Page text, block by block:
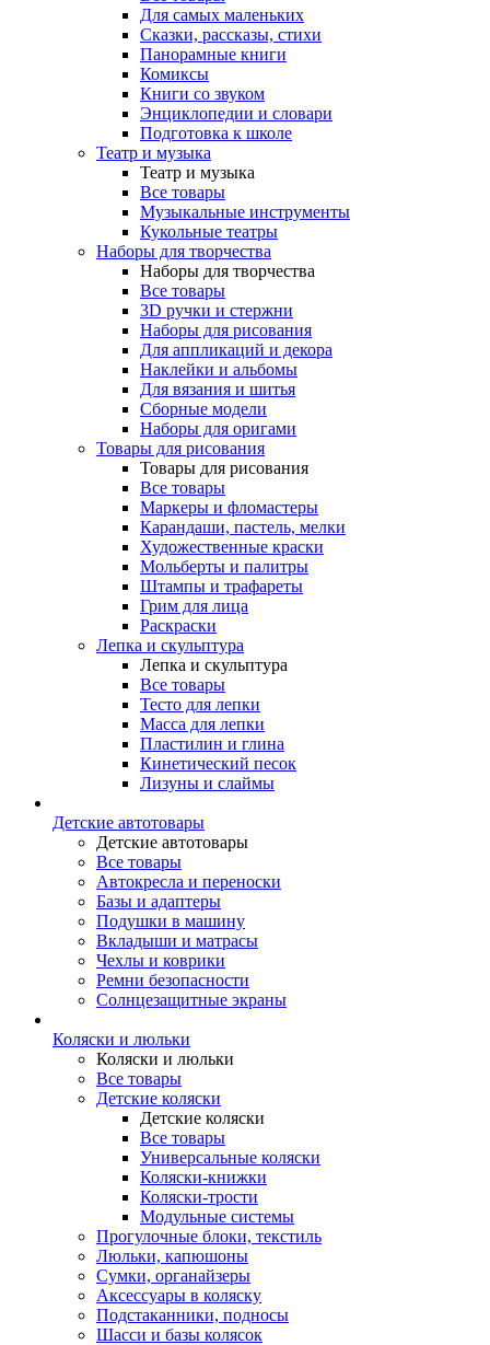
Для самых маленьких
Сказки, рассказы, стихи
Панорамные книги
Комиксы
Книги со звуком
Энциклопедии и словари
Подготовка к школе
Театр и музыка
Театр и музыка
Все товары
Музыкальные инструменты
Кукольные театры
Наборы для творчества
Наборы для творчества
Все товары
3D ручки и стержни
Наборы для рисования
Для аппликаций и декора
Наклейки и альбомы
Для вязания и шитья
Сборные модели
Наборы для оригами
Товары для рисования
Товары для рисования
Все товары
Маркеры и фломастеры
Карандаши, пастель, мелки
Художественные краски
Мольберты и палитры
Штампы и трафареты
Грим для лица
Раскраски
Лепка и скульптура
Лепка и скульптура
Все товары
Тесто для лепки
Масса для лепки
Пластилин и глина
Кинетический песок
Лизуны и слаймы
Детские автотовары
Детские автотовары
Все товары
Автокресла и переноски
Базы и адаптеры
Подушки в машину
Вкладыши и матрасы
Чехлы и коврики
Ремни безопасности
Солнцезащитные экраны
Коляски и люльки
Коляски и люльки
Все товары
Детские коляски
Детские коляски
Все товары
Универсальные коляски
Коляски-книжки
Коляски-трости
Модульные системы
Прогулочные блоки, текстиль
Люльки, капюшоны
Сумки, органайзеры
Аксессуары в коляску
Подстаканники, подносы
Шасси и базы колясок